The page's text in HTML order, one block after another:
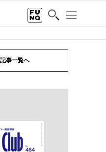
事一覧へ